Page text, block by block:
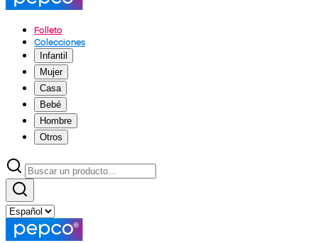
Folleto
Colecciones
Infantil
Mujer
Casa
Bebé
Hombre
Otros